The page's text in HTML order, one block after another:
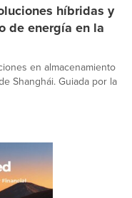
híbridas y
de energía en la
en almacenamiento
Shanghái. Guiada por la